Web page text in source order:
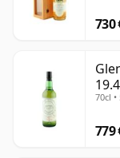
730
70cl •
779